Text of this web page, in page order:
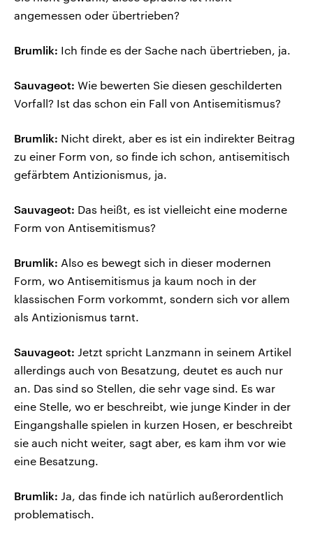
angemessen oder übertrieben?
Brumlik: Ich finde es der Sache nach übertrieben, ja.
Sauvageot: Wie bewerten Sie diesen geschilderten
Vorfall? Ist das schon ein Fall von Antisemitismus?
Brumlik: Nicht direkt, aber es ist ein indirekter Beitrag
zu einer Form von, so finde ich schon, antisemitisch
gefärbtem Antizionismus, ja.
Sauvageot: Das heißt, es ist vielleicht eine moderne
Form von Antisemitismus?
Brumlik: Also es bewegt sich in dieser modernen
Form, wo Antisemitismus ja kaum noch in der
klassischen Form vorkommt, sondern sich vor allem
als Antizionismus tarnt.
Sauvageot: Jetzt spricht Lanzmann in seinem Artikel
allerdings auch von Besatzung, deutet es auch nur
an. Das sind so Stellen, die sehr vage sind. Es war
eine Stelle, wo er beschreibt, wie junge Kinder in der
Eingangshalle spielen in kurzen Hosen, er beschreibt
sie auch nicht weiter, sagt aber, es kam ihm vor wie
eine Besatzung.
Brumlik: Ja, das finde ich natürlich außerordentlich
problematisch.